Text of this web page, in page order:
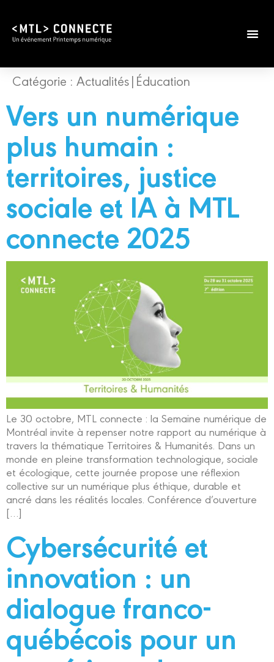
Catégorie : Actualités|Éducation
Vers un numérique
plus humain :
territoires, justice
sociale et IA à MTL
connecte 2025
Le 30 octobre, MTL connecte : la Semaine numérique de
Montréal invite à repenser notre rapport au numérique à
travers la thématique Territoires & Humanités. Dans un
monde en pleine transformation technologique, sociale
et écologique, cette journée propose une réflexion
collective sur un numérique plus éthique, durable et
ancré dans les réalités locales. Conférence d’ouverture
[…]
Cybersécurité et
innovation : un
dialogue franco-
québécois pour un